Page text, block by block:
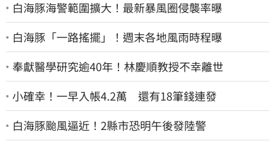
白海豚海警範圍擴大！最新暴風圈侵襲率曝
白海豚「一路搖擺」！週末各地風雨時程曝
奉獻醫學研究逾40年！林慶順教授不幸離世
小確幸！一早入帳4.2萬 還有18筆錢連發
白海豚颱風逼近！2縣市恐明午後發陸警